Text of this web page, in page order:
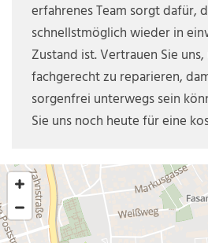
erfahrenes Team sorgt dafür,
schnellstmöglich wieder in
Zustand ist. Vertrauen Sie
fachgerecht zu reparieren,
sorgenfrei unterwegs sein
Sie uns noch heute für eine